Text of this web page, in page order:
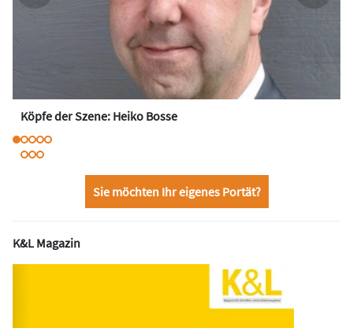
Köpfe der Szene: Heiko Bosse
Sie möchten Ihr eigenes Portät?
K&L Magazin